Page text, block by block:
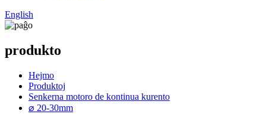
English
produkto
Hejmo
Produktoj
Senkerna motoro de kontinua kurento
⌀ 20-30mm